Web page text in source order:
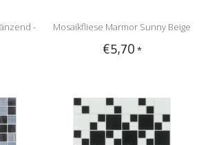
- Mosaikfliese Marmor Sunny Beige
- 30,5 cm x 30,5 cm
€5,70 *